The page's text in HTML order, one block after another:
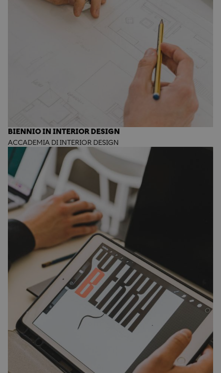
BIENNIO IN INTERIOR DESIGN
ACCADEMIA DI INTERIOR DESIGN